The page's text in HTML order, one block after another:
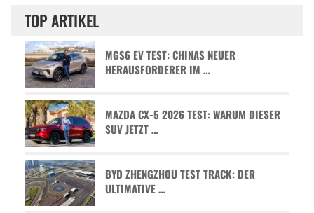
TOP ARTIKEL
MGS6 EV TEST: CHINAS NEUER
HERAUSFORDERER IM …
MAZDA CX-5 2026 TEST: WARUM DIESER
SUV JETZT …
BYD ZHENGZHOU TEST TRACK: DER
ULTIMATIVE …